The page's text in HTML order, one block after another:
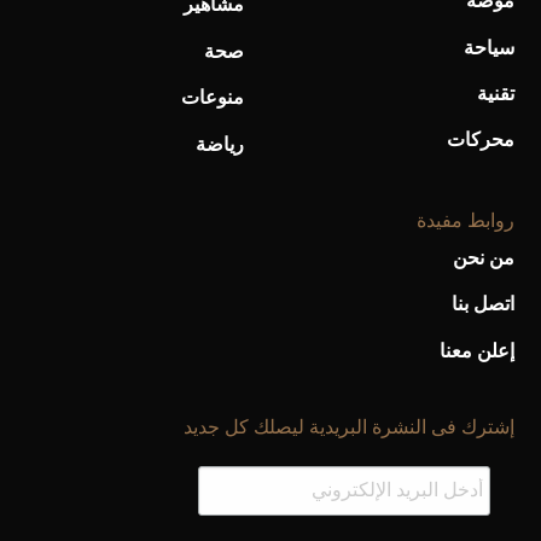
سياحة
تقنية
محركات
مشاهير
صحة
منوعات
رياضة
روابط مفيدة
من نحن
اتصل بنا
إعلن معنا
إشترك فى النشرة البريدية ليصلك كل جديد